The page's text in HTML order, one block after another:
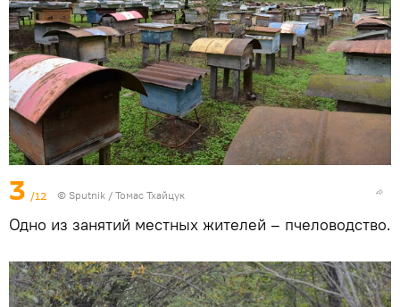
3 /12 © Sputnik / Томас Тхайцук
Одно из занятий местных жителей – пчеловодство.